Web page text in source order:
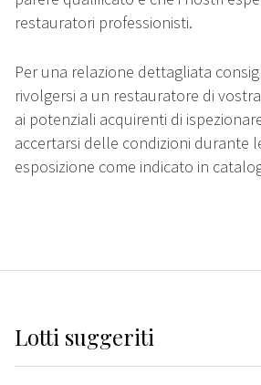
restauratori professionisti.
Per una relazione dettagliata
rivolgersi a un restauratore di
ai potenziali acquirenti di
accertarsi delle condizioni durante
esposizione come indicato in
Lotti suggeriti